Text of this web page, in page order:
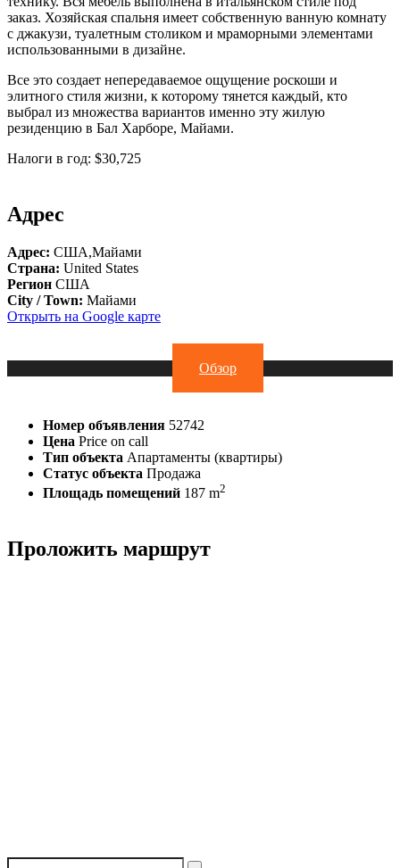
заказ. Хозяйская спальня имеет собственную ванную комнату
с джакузи, туалетным столиком и мраморными элементами
использованными в дизайне.
Все это создает непередаваемое ощущение роскоши и
элитного стиля жизни, к которому тянется каждый, кто
выбрал из множества вариантов именно эту жилую
резиденцию в Бал Харборе, Майами.
Налоги в год: $30,725
Адрес
Адрес: США,Майами
Страна: United States
Регион США
City / Town: Майами
Открыть на Google карте
Обзор
Номер объявления 52742
Цена Price on call
Тип объекта Апартаменты (квартиры)
Статус объекта Продажа
Площадь помещений 187 m2
Проложить маршрут